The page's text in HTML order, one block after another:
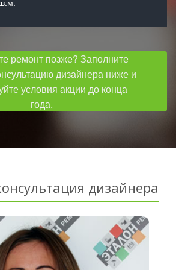
ремонт позже? Заполните
дизайнера ниже и
условия акции до конца
года.
дизайнера